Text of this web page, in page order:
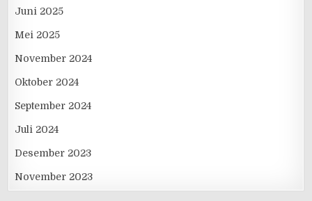
Juni 2025
Mei 2025
November 2024
Oktober 2024
September 2024
Juli 2024
Desember 2023
November 2023